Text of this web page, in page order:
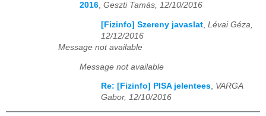
2016, Geszti Tamás, 12/10/2016
[Fizinfo] Szereny javaslat Lévai Géza,
12/12/2016
Message not available
Message not available
Re: [Fizinfo] PISA jelentees, VARGA
Gabor, 12/10/2016